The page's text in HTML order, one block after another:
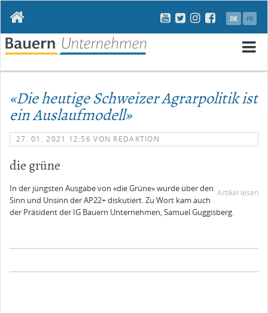
DE FR
«Die heutige Schweizer Agrarpolitik ist
ein Auslaufmodell»
27. 01. 2021 12:56 VON REDAKTION
die grüne
Artikel lesen
In der jüngsten Ausgabe von «die Grüne» wurde über den
Sinn und Unsinn der AP22+ diskutiert. Zu Wort kam auch
der Präsident der IG Bauern Unternehmen, Samuel Guggisberg.